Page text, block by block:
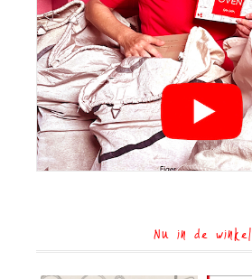
Nu in de winkel